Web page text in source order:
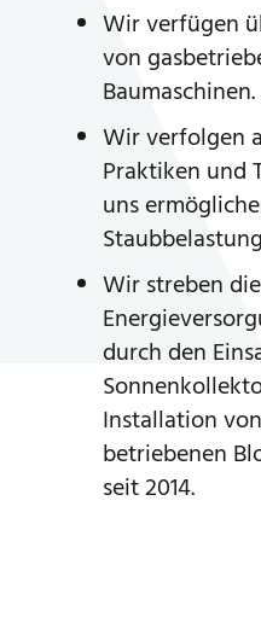
Wir verfügen
von
Baumaschinen.
Wir verfolgen
Praktiken und
uns
Wir streben
durch den
Installation
betriebenen
seit 2014.